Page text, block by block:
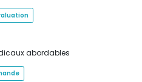
abordables